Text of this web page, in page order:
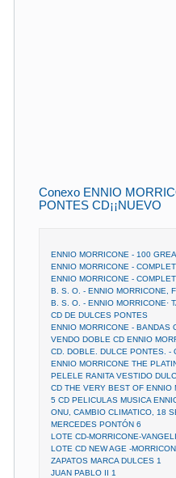
Conexo ENNIO
PONTES CD¡¡NUEVO
ENNIO MORRICONE - 100
ENNIO MORRICONE -
ENNIO MORRICONE -
B. S. O. - ENNIO MORRICONE,
B. S. O. - ENNIO MORRICONE·
CD DE DULCES PONTES
ENNIO MORRICONE - BANDAS
VENDO DOBLE CD ENNIO
CD. DOBLE. DULCE PONTES. -
ENNIO MORRICONE THE
PELELE RANITA VESTIDO
CD THE VERY BEST OF ENNIO
5 CD PELICULAS MUSICA
ONU, CAMBIO CLIMATICO, 18
MERCEDES PONTÓN 6
LOTE CD-MORRICONE-
LOTE CD NEW AGE -
ZAPATOS MARCA DULCES 1
JUAN PABLO II 1